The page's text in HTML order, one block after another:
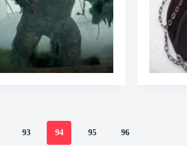
93 94 95 96